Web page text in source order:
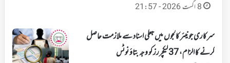
8 اگست 2026 - 21:57
سرکاری جونیئر کالجوں میں جعلی اسناد سے ملازمت حاصل
کرنے کا الزام، 37 لیکچررز کو وجہ بتاؤ نوٹس